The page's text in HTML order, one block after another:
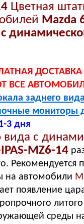
Цветная
Mazda
с
ВСЕ
заднего
мониторы
3 дня
вида с
MZ6-14
Рекомендуется
на автомобили
появление
литого
среды